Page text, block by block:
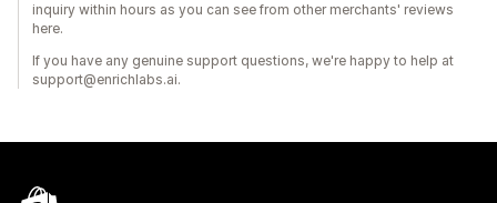
inquiry within hours as you can see from other merchants' reviews
here.
If you have any genuine support questions, we're happy to help at
support@enrichlabs.ai.